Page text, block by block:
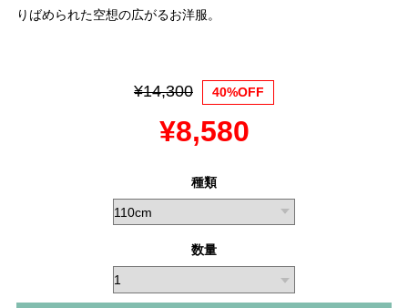
りばめられた空想の広がるお洋服。
¥14,300 40%OFF
¥8,580
種類
数量